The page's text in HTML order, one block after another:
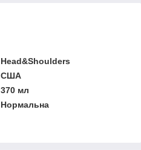
Head&Shoulders
США
370 мл
Нормальна